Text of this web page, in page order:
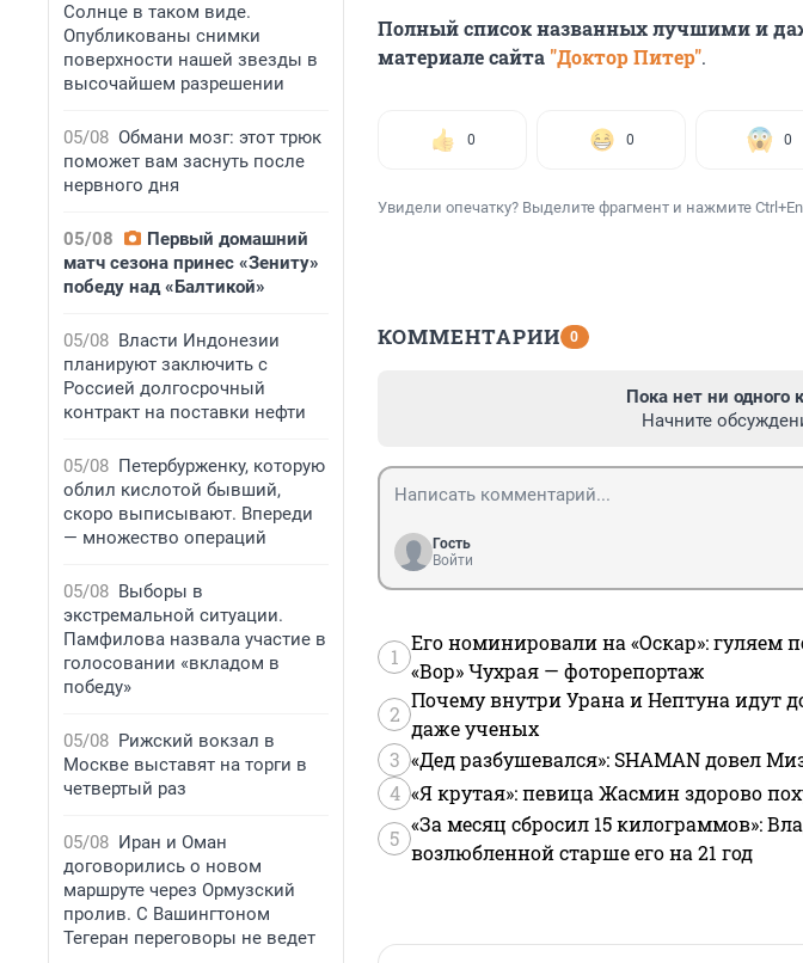
Солнце в таком виде.
Опубликованы снимки
поверхности нашей звезды в
высочайшем разрешении
05/08 Обмани мозг: этот трюк
поможет вам заснуть после
нервного дня
05/08
Первый домашний
матч сезона принес «Зениту»
победу над «Балтикой»
05/08 Власти Индонезии
планируют заключить с
Россией долгосрочный
контракт на поставки нефти
05/08 Петербурженку, которую
облил кислотой бывший,
скоро выписывают. Впереди
— множество операций
05/08 Выборы в
экстремальной ситуации.
Памфилова назвала участие в
голосовании «вкладом в
победу»
05/08 Рижский вокзал в
Москве выставят на торги в
четвертый раз
05/08 Иран и Оман
договорились о новом
маршруте через Ормузский
пролив. С Вашингтоном
Тегеран переговоры не ведет
Полный список названных лучшими и
материале сайта "Доктор Питер".
0 0 0
Увидели опечатку? Выделите фрагмент и нажмите
КОММЕНТАРИИ 0
Пока нет ни одного
Начните
Гость
Войти
1
Его номинировали на «Оскар»: гуляем
«Вор» Чухрая — фоторепортаж
2
Почему внутри Урана и Нептуна идут
даже ученых
3 «Дед разбушевался»: SHAMAN довел
4 «Я крутая»: певица Жасмин здорово
5
«За месяц сбросил 15 килограммов»:
возлюбленной старше его на 21 год